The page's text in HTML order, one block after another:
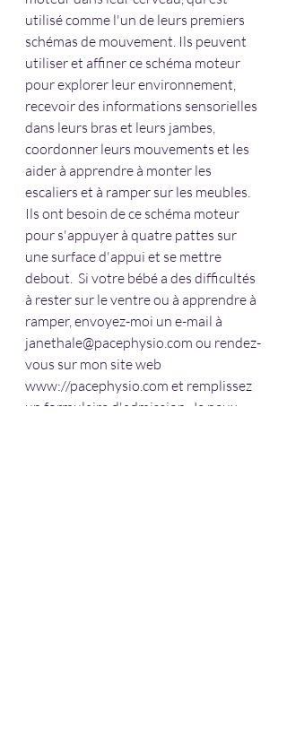
utilisé comme l'un de leurs premiers
schémas de mouvement. Ils peuvent
utiliser et affiner ce schéma moteur
pour explorer leur environnement,
recevoir des informations sensorielles
dans leurs bras et leurs jambes,
coordonner leurs mouvements et les
aider à apprendre à monter les
escaliers et à ramper sur les meubles.
Ils ont besoin de ce schéma moteur
pour s'appuyer à quatre pattes sur
une surface d'appui et se mettre
debout.  Si votre bébé a des difficultés
à rester sur le ventre ou à apprendre à
ramper, envoyez-moi un e-mail à
janethale@pacephysio.com ou rendez-
vous sur mon site web
www://pacephysio.com et remplissez
un formulaire d'admission. Je peux